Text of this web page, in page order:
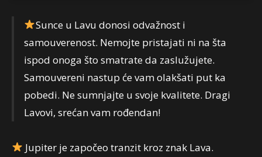
Sunce u Lavu donosi odvažnost i
samouverenost. Nemojte pristajati ni na šta
ispod onoga što smatrate da zaslužujete.
Samouvereni nastup će vam olakšati put ka
pobedi. Ne sumnjajte u svoje kvalitete. Dragi
Lavovi, srećan vam rođendan!
Jupiter je započeo tranzit kroz znak Lava.